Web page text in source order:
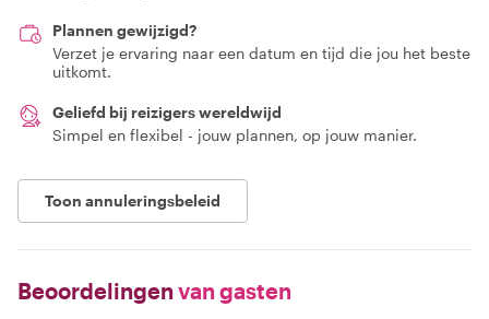
Plannen gewijzigd?
Verzet je ervaring naar een datum en tijd die jou het beste
uitkomt.
Geliefd bij reizigers wereldwijd
Simpel en flexibel - jouw plannen, op jouw manier.
Toon annuleringsbeleid
Beoordelingen van gasten